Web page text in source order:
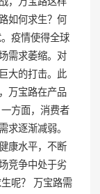
如何求生？何
疫情使得全球
需求萎缩。对
大的打击。此
万宝路在产品
方面，消费者
求逐渐减弱。
康水平，不断
竞争中处于劣
呢？ 万宝路需